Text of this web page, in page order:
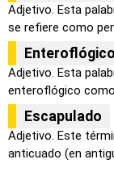
Adjetivo. Esta
se refiere como
Enteroflógico
Adjetivo. Esta
enteroflógico
Escapulado
Adjetivo. Este
anticuado (en